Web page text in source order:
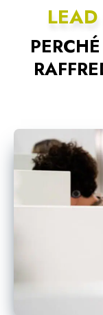
REFERENZE
F.A.Q.
LAVORA CON